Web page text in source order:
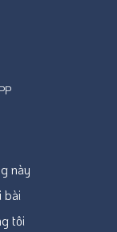
này
bài
tôi